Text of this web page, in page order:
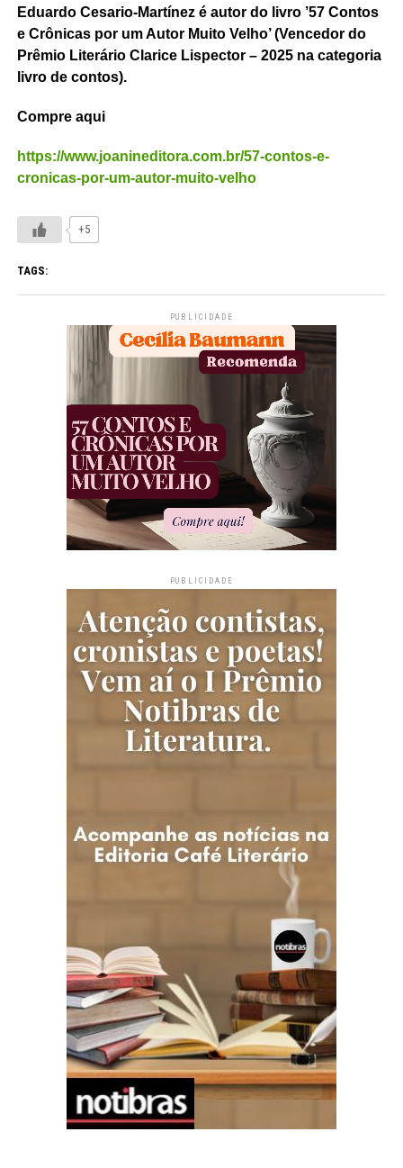
Eduardo Cesario-Martínez é autor do livro ’57 Contos
e Crônicas por um Autor Muito Velho’ (Vencedor do
Prêmio Literário Clarice Lispector – 2025 na categoria
livro de contos).
Compre aqui
https://www.joanineditora.com.br/57-contos-e-
cronicas-por-um-autor-muito-velho
+5
TAGS:
PUBLICIDADE
PUBLICIDADE